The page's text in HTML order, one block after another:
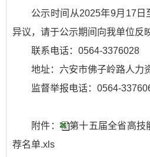
公示时间从2025年9月17
异议，请于公示期间向我单位反
联系电话：0564-3376028
地址：六安市佛子岭路人力
监督举报电话：0564-
附件：
第十五届全省高技
荐名单.xls